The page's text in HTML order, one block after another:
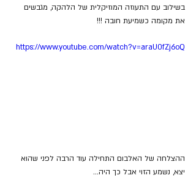
בשילוב עם התעוזה המוזיקלית של הלהקה, מגבשים
את מקומה כשמיעת חובה !!!
https://www.youtube.com/watch?v=araU0fZj6oQ
ההצלחה של האלבום התחילה עוד הרבה לפני שהוא
יצא, נשמע הזוי אבל כך היה...